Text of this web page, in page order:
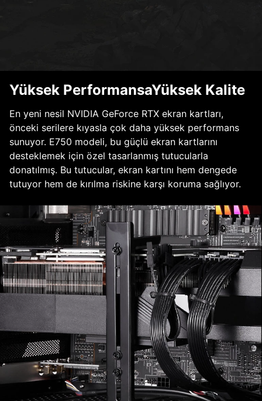
Yüksek PerformansaYüksek Kalite
En yeni nesil NVIDIA GeForce RTX ekran kartları,
önceki serilere kıyasla çok daha yüksek performans
sunuyor. E750 modeli, bu güçlü ekran kartlarını
desteklemek için özel tasarlanmış tutucularla
donatılmış. Bu tutucular, ekran kartını hem dengede
tutuyor hem de kırılma riskine karşı koruma sağlıyor.